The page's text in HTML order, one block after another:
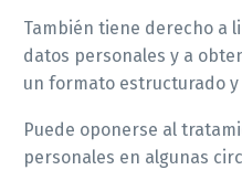
También tiene derecho a
datos personales y a
un formato estructurado y
Puede oponerse al
personales en algunas